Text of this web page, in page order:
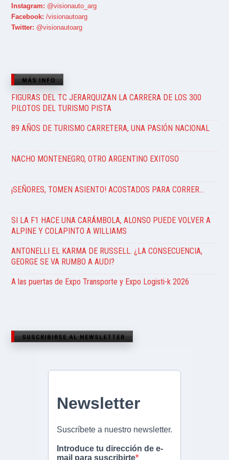
Instagram: @visionauto_arg
Facebook: /visionautoarg
Twitter: @visionautoarg
MÁS INFO
FIGURAS DEL TC JERARQUIZAN LA CARRERA DE LOS 300
PILOTOS DEL TURISMO PISTA
89 AÑOS DE TURISMO CARRETERA, UNA PASIÓN NACIONAL
NACHO MONTENEGRO, OTRO ARGENTINO EXITOSO
¡SEÑORES, TOMEN ASIENTO! ACOSTADOS PARA CORRER…
SI LA F1 HACE UNA CARÁMBOLA, ALONSO PUEDE VOLVER A
ALPINE Y COLAPINTO A WILLIAMS
ANTONELLI EL KARMA DE RUSSELL. ¿LA CONSECUENCIA,
GEORGE SE VA RUMBO A AUDI?
A las puertas de Expo Transporte y Expo Logisti-k 2026
SUSCRIBIRSE AL NEWSLETTER